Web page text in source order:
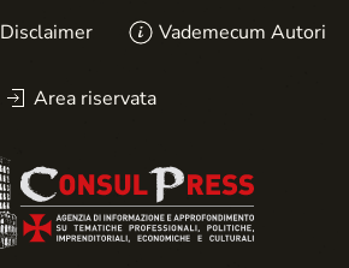
Disclaimer Vademecum Autori
Area riservata